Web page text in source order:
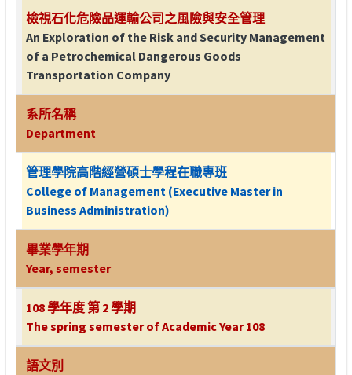
檢視石化危險品運輸公司之風險與安全管理
An Exploration of the Risk and Security Management
of a Petrochemical Dangerous Goods
Transportation Company
系所名稱
Department
管理學院高階經營碩士學程在職專班
College of Management (Executive Master in
Business Administration)
畢業學年期
Year, semester
108 學年度 第 2 學期
The spring semester of Academic Year 108
語文別